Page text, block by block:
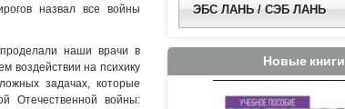
назвал все войны
наши врачи в
воздействии на психику
задачах, которые
Отечественной войны:
ЭБС ЛАНЬ / СЭБ ЛАНЬ
Новые книги